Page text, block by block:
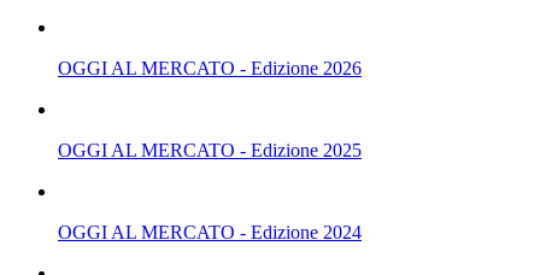
OGGI AL MERCATO - Edizione 2026
OGGI AL MERCATO - Edizione 2025
OGGI AL MERCATO - Edizione 2024